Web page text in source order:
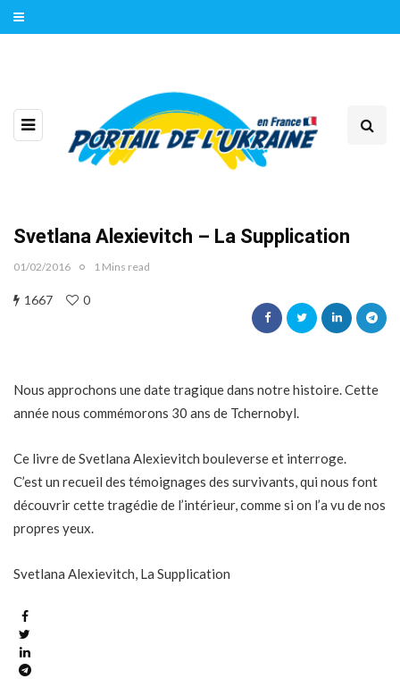
Svetlana Alexievitch – La Supplication
01/02/2016 1 Mins read
1667 0
Nous approchons une date tragique dans notre histoire. Cette
année nous commémorons 30 ans de Tchernobyl.
Ce livre de Svetlana Alexievitch bouleverse et interroge.
C’est un recueil des témoignages des survivants, qui nous font
découvrir cette tragédie de l’intérieur, comme si on l’a vu de nos
propres yeux.
Svetlana Alexievitch, La Supplication